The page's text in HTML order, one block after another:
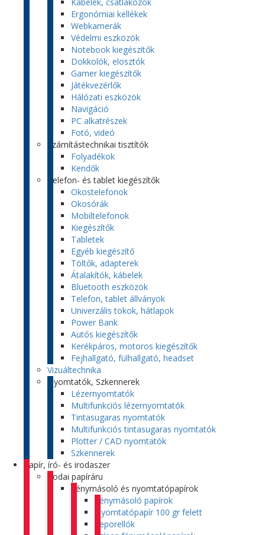
Ergonómiai kellékek
Webkamerák
Védelmi eszközök
Notebook kiegészítők
Dokkolók, elosztók
Gamer kiegészítők
Játékvezérlők
Hálózati eszközök
Navigáció
PC alkatrészek
Fotó, videó
Számítástechnikai tisztítók
Folyadékok
Kendők
Telefon- és tablet kiegészítők
Okostelefonok
Okosórák
Mobiltelefonok
Kiegészítők
Tabletek
Egyéb kiegészítő
Töltők, adapterek
Átalakítók, kábelek
Bluetooth eszközök
Telefon, tablet állványok
Univerzális tokok, hátlapok
Power Bank
Autós kiegészítők
Kerékpáros, motoros kiegészítők
Fejhallgató, fülhallgató, headset
Vizuáltechnika
Nyomtatók, Szkennerek
Lézernyomtatók
Multifunkciós lézernyomtatók
Tintasugaras nyomtatók
Multifunkciós tintasugaras nyomtatók
Plotter / CAD nyomtatók
Szkennerek
Papír, író- és irodaszer
Irodai papíráru
Fénymásoló és nyomtatópapírok
Fénymásoló papírok
Nyomtatópapír 100 gr felett
Leporellók